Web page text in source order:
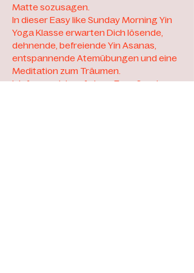
Matte sozusagen.
In dieser Easy like Sunday Morning Yin
Yoga Klasse erwarten Dich lösende,
dehnende, befreiende Yin Asanas,
entspannende Atemübungen und eine
Meditation zum Träumen.
Ich freue mich auf einen Easy Sunday